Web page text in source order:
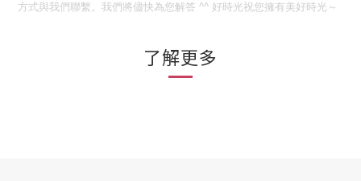
方式與我們聯繫。我們將儘快為您解答 ^^ 好時光祝您擁有美好時光～
了解更多